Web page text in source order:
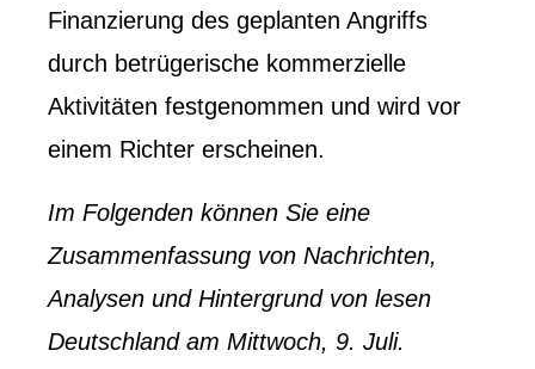
Finanzierung des geplanten Angriffs
durch betrügerische kommerzielle
Aktivitäten festgenommen und wird vor
einem Richter erscheinen.
Im Folgenden können Sie eine
Zusammenfassung von Nachrichten,
Analysen und Hintergrund von lesen
Deutschlandam Mittwoch, 9. Juli.